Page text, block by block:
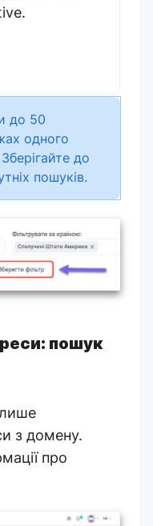
до 50
одного
до
пошуків.
пошук
з домену.
про